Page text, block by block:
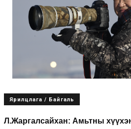
Ярилцлага / Байгаль
Л.Жаргалсайхан: Амьтны